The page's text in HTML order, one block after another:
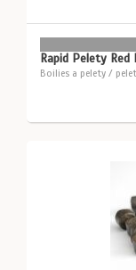
Rapid Pelety Red
Boilies a pelety /